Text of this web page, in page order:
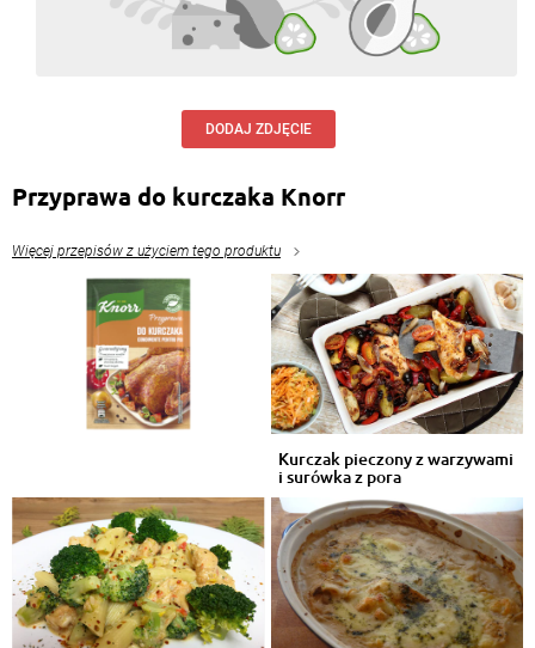
DODAJ ZDJĘCIE
Przyprawa do kurczaka Knorr
Więcej przepisów z użyciem tego produktu
Kurczak pieczony z warzywami
i surówka z pora